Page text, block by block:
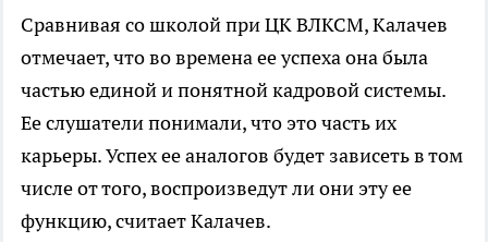
Сравнивая со школой при ЦК ВЛКСМ, Калачев
отмечает, что во времена ее успеха она была
частью единой и понятной кадровой системы.
Ее слушатели понимали, что это часть их
карьеры. Успех ее аналогов будет зависеть в том
числе от того, воспроизведут ли они эту ее
функцию, считает Калачев.